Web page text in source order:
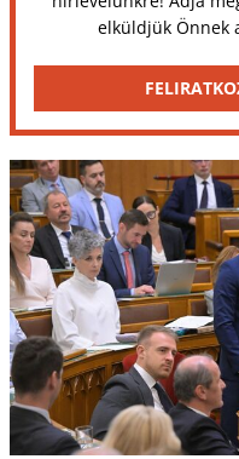
elküldjük Önnek